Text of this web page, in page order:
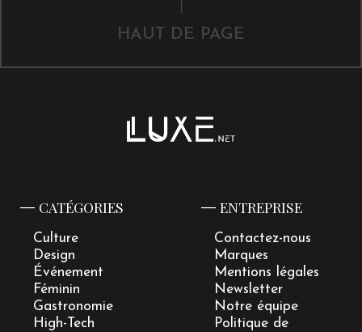
HAUT DE PAGE
CATÉGORIES
Culture
Design
Événement
Féminin
Gastronomie
High-Tech
ENTREPRISE
Contactez-nous
Marques
Mentions légales
Newsletter
Notre équipe
Politique de